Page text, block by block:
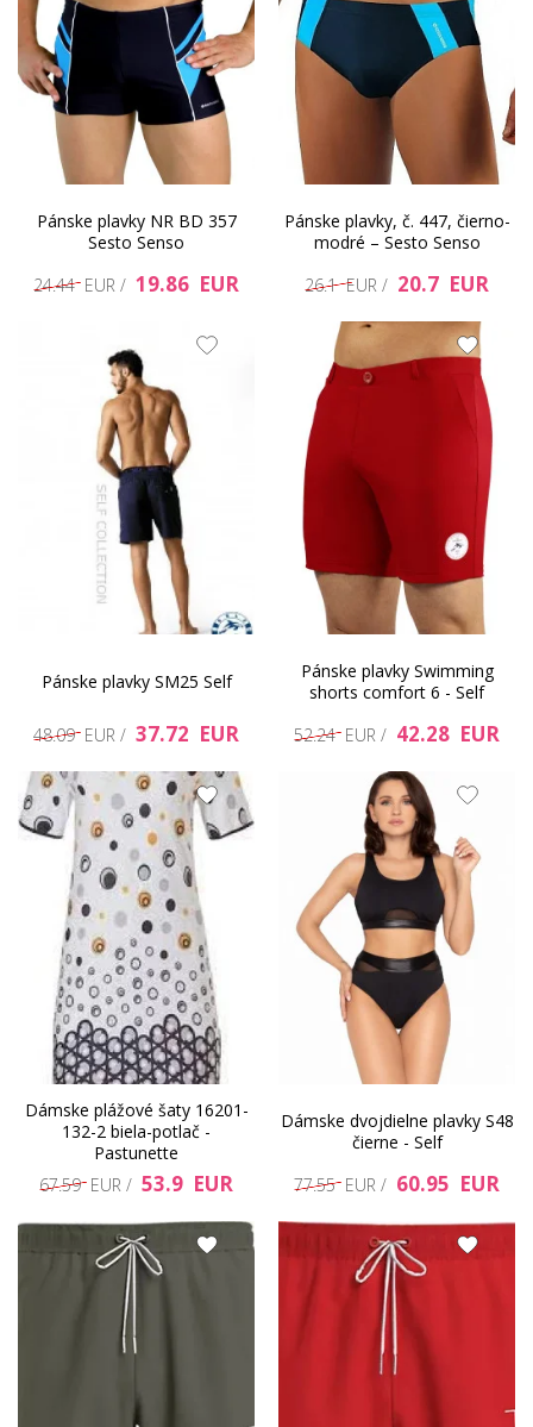
Pánske plavky NR BD 357
Sesto Senso
24.44 EUR / 19.86 EUR
Pánske plavky, č. 447, čierno-
modré – Sesto Senso
26.1 EUR / 20.7 EUR
Pánske plavky SM25 Self
48.09 EUR / 37.72 EUR
Pánske plavky Swimming
shorts comfort 6 - Self
52.24 EUR / 42.28 EUR
Dámske plážové šaty 16201-
132-2 biela-potlač -
Pastunette
67.59 EUR / 53.9 EUR
Dámske dvojdielne plavky S48
čierne - Self
77.55 EUR / 60.95 EUR